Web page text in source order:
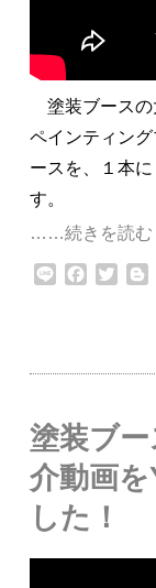
塗装ブースの
ペインティン
ースを、１本
す。
……続きを読む
Line
塗装ブ
介動画
した！